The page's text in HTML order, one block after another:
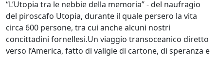
“L’Utopia tra le nebbie della memoria” - del naufragio
del piroscafo Utopia, durante il quale persero la vita
circa 600 persone, tra cui anche alcuni nostri
concittadini fornellesi.Un viaggio transoceanico diretto
verso l’America, fatto di valigie di cartone, di speranza e